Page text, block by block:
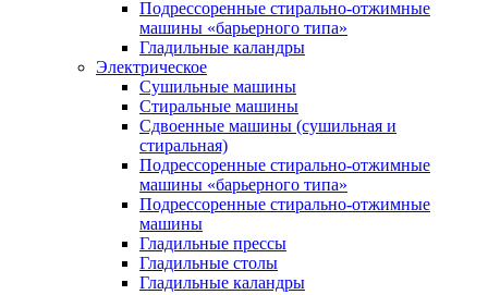
Подрессоренные стирально-отжимные
машины «барьерного типа»
Гладильные каландры
Электрическое
Сушильные машины
Стиральные машины
Сдвоенные машины (сушильная и
стиральная)
Подрессоренные стирально-отжимные
машины «барьерного типа»
Подрессоренные стирально-отжимные
машины
Гладильные прессы
Гладильные столы
Гладильные каландры